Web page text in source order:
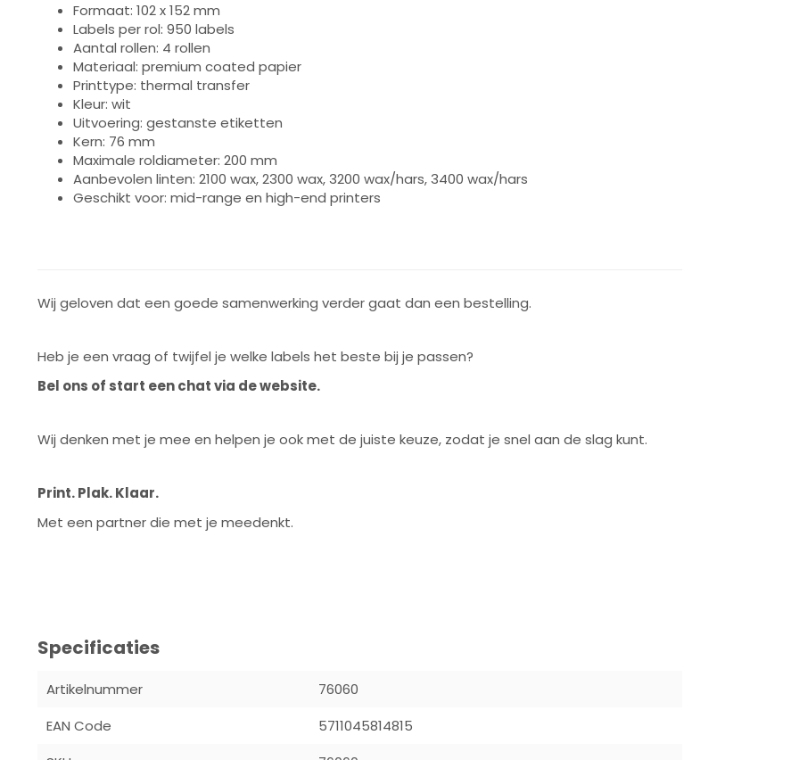
Formaat: 102 x 152 mm
Labels per rol: 950 labels
Aantal rollen: 4 rollen
Materiaal: premium coated papier
Printtype: thermal transfer
Kleur: wit
Uitvoering: gestanste etiketten
Kern: 76 mm
Maximale roldiameter: 200 mm
Aanbevolen linten: 2100 wax, 2300 wax, 3200 wax/hars, 3400 wax/hars
Geschikt voor: mid-range en high-end printers
Wij geloven dat een goede samenwerking verder gaat dan een bestelling.
Heb je een vraag of twijfel je welke labels het beste bij je passen?
Bel ons of start een chat via de website.
Wij denken met je mee en helpen je ook met de juiste keuze, zodat je snel aan de slag kunt.
Print. Plak. Klaar.
Met een partner die met je meedenkt.
Specificaties
Artikelnummer
76060
EAN Code
5711045814815